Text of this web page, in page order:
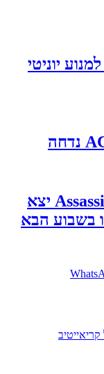
יוניטי
טלאי רביעי ל-Assassin's Creed Unity יצא